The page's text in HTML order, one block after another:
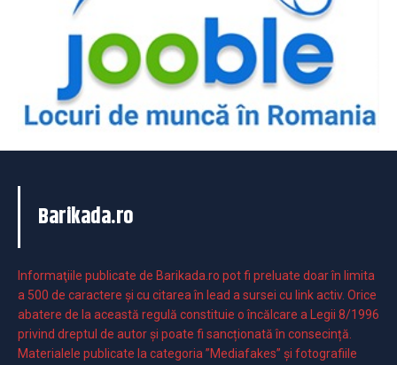
Barikada.ro
Informaţiile publicate de Barikada.ro pot fi preluate doar în limita
a 500 de caractere şi cu citarea în lead a sursei cu link activ. Orice
abatere de la această regulă constituie o încălcare a Legii 8/1996
privind dreptul de autor și poate fi sancționată în consecință.
Materialele publicate la categoria ”Mediafakes” și fotografiile